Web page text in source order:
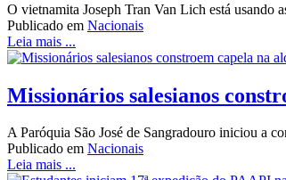
O vietnamita Joseph Tran Van Lich está usando
Publicado em Nacionais
Leia mais ...
Missionários salesianos
A Paróquia São José de Sangradouro iniciou a
Publicado em Nacionais
Leia mais ...